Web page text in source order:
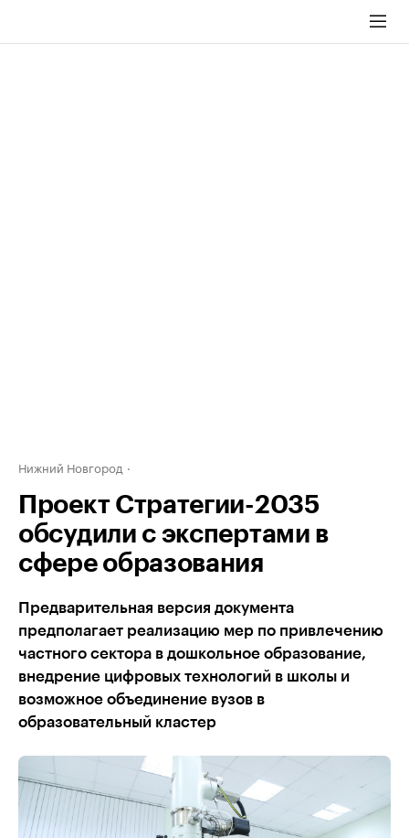
Нижний Новгород
Проект Стратегии-2035
обсудили с экспертами в
сфере образования
Предварительная версия документа
предполагает реализацию мер по привлечению
частного сектора в дошкольное образование,
внедрение цифровых технологий в школы и
возможное объединение вузов в
образовательный кластер